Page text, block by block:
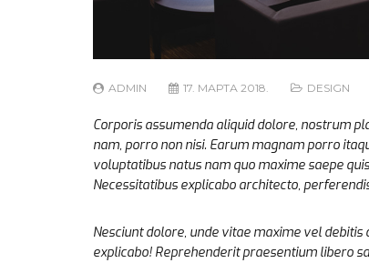
ADMIN 17. МАРТА 2018. DESIGN
Corporis assumenda aliquid dolore, nostrum
nam, porro non nisi. Earum magnam porro
voluptatibus natus nam quo maxime saepe
Necessitatibus explicabo architecto,
Nesciunt dolore, unde vitae maxime vel
explicabo! Reprehenderit praesentium libero